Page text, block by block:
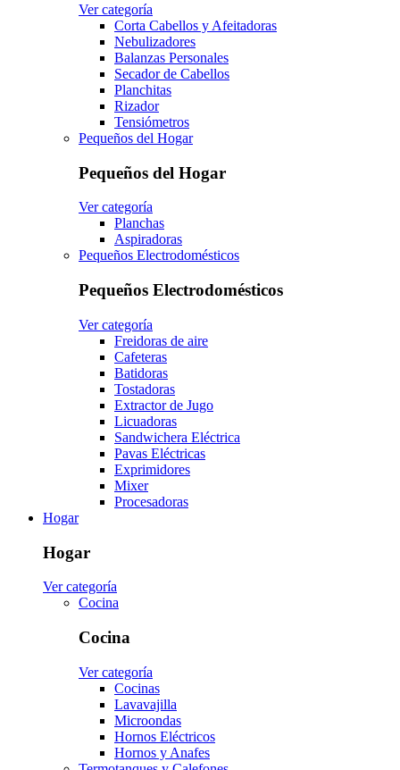
Ver categoría
Corta Cabellos y Afeitadoras
Nebulizadores
Balanzas Personales
Secador de Cabellos
Planchitas
Rizador
Tensiómetros
Pequeños del Hogar
Pequeños del Hogar
Ver categoría
Planchas
Aspiradoras
Pequeños Electrodomésticos
Pequeños Electrodomésticos
Ver categoría
Freidoras de aire
Cafeteras
Batidoras
Tostadoras
Extractor de Jugo
Licuadoras
Sandwichera Eléctrica
Pavas Eléctricas
Exprimidores
Mixer
Procesadoras
Hogar
Hogar
Ver categoría
Cocina
Cocina
Ver categoría
Cocinas
Lavavajilla
Microondas
Hornos Eléctricos
Hornos y Anafes